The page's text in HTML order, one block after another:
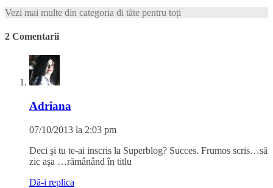
Vezi mai multe din categoria di tăte pentru toți
2 Comentarii
Adriana
07/10/2013 la 2:03 pm
Deci şi tu te-ai inscris la Superblog? Succes. Frumos scris…să
zic aşa …rămânând în titlu
Dă-i replica